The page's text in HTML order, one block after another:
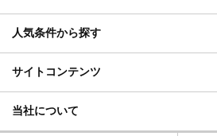
人気条件から探す
サイトコンテンツ
当社について